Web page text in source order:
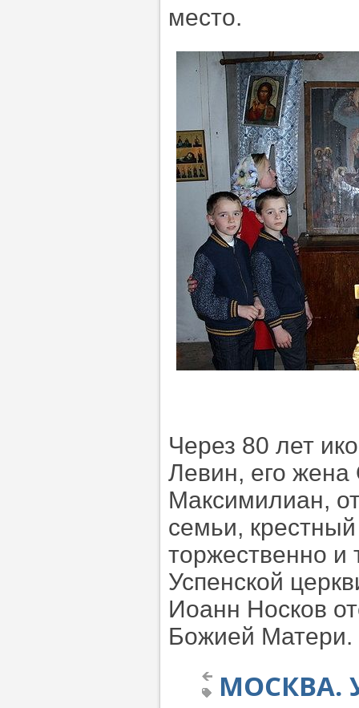
место.
Через 80 лет
Левин, его
Максимилиан,
семьи,
торжественно и
Успенской
Иоанн Носков
Божией Матери.
МОСКВА.